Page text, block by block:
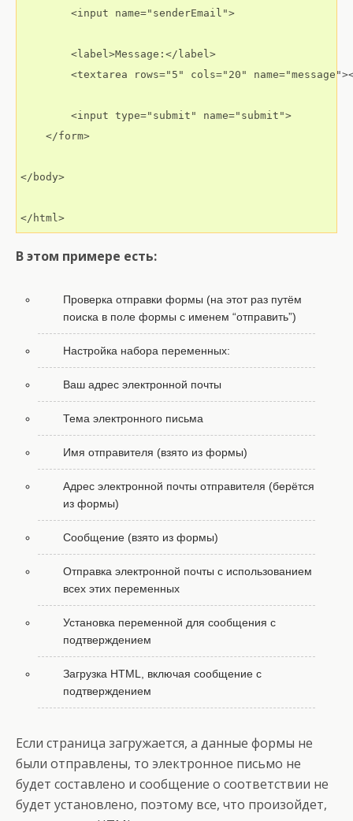
        <input name="senderEmail">
        <label>Message:</label>
<textarea rows="5" cols="20"
        <input type="submit" name="submit">
    </form>
</body>
</html>
В этом примере есть:
Проверка отправки формы (на этот раз путём
поиска в поле формы с именем “отправить”)
Настройка набора переменных:
Ваш адрес электронной почты
Тема электронного письма
Имя отправителя (взято из формы)
Адрес электронной почты отправителя (берётся
из формы)
Сообщение (взято из формы)
Отправка электронной почты с использованием
всех этих переменных
Установка переменной для сообщения с
подтверждением
Загрузка HTML, включая сообщение с
подтверждением
Если страница загружается, а данные формы не
были отправлены, то электронное письмо не
будет составлено и сообщение о соответствии не
будет установлено, поэтому все, что произойдет,